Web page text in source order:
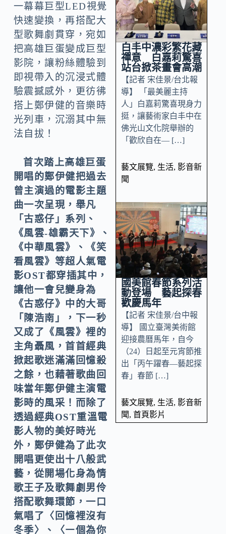
一幕幕巨型LED視覺
快速變換，再搭配大
型歌舞劇貫穿，宛如
把高雄巨蛋變成巨型
影院，讓粉絲體驗到
即視帶入的沉浸式體
驗震撼感外，更彷彿
搭上鄭伊健的音樂時
光列車，沉溺其中無
法自拔！
首次踏上高雄巨蛋
開唱的鄭伊健把過去
曾主演過的電影主題
曲一次呈現，舉凡
「古惑仔」系列、
《風雲-雄霸天下》、
《中華風雲》、《笑
看風雲》等超人氣電
影OST都穿插其中，
讓他一會兒變身為
《古惑仔》中的大哥
「陳浩南」，下一秒
又成了《風雲》裡的
主角聶風，首首經典
掀起歌迷滿滿回憶殺
之餘，也藉著歌曲回
味當年鄭伊健主演電
影時的風采！而除了
透過經典OST重溫電
影人物的美好時光
外，鄭伊健為了此次
開唱更使出十八般武
藝，從開場化身為情
歌王子及歌舞劇男伶
搭配歌舞環節，一口
氣唱了〈回憶裡沒有
冬季〉、〈㇐個為你
白丰中濃彩繁花藏
禪意 白嘉莉驚喜
站台掀茶畫會高潮
【記者 宋佳景/台北報
導】 「最美麗主持
人」白嘉莉驚喜現身力
挺，讓藝術家白丰中在
佛光山文化院舉辦的
「歡欣自在— […]
藝文展覽, 生活, 影音新
聞
國美館春節系列活
動登場 藝起探春
歡慶馬年
【記者 宋佳景/台中報
導】 國立臺灣美術館
迎接農曆馬年，自今
（24）日起至元宵節推
出「丙午躍春—藝起探
春」春節 […]
藝文展覽, 生活, 影音新
聞, 首頁影片